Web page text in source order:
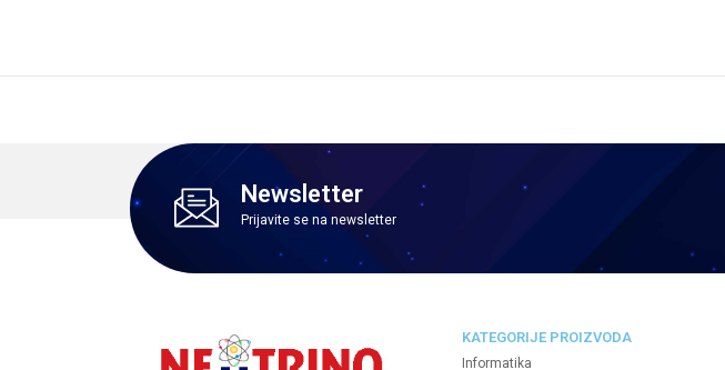
Newsletter
Prijavite se na newsletter
KATEGORIJE PROIZVODA
Informatika